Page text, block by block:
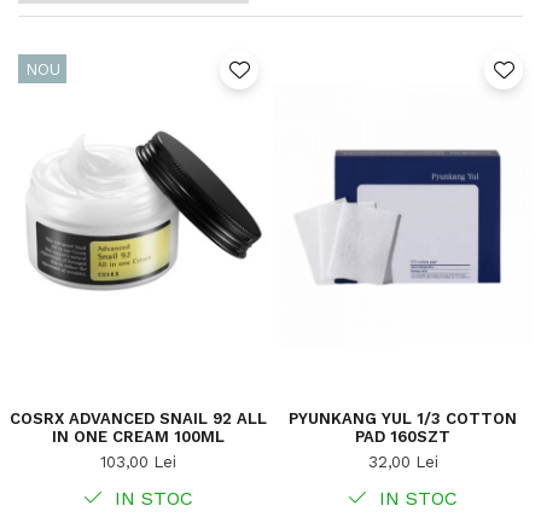
NOU
COSRX ADVANCED SNAIL 92 ALL
IN ONE CREAM 100ML
103,00 Lei
IN STOC
PYUNKANG YUL 1/3 COTTON
PAD 160SZT
32,00 Lei
IN STOC